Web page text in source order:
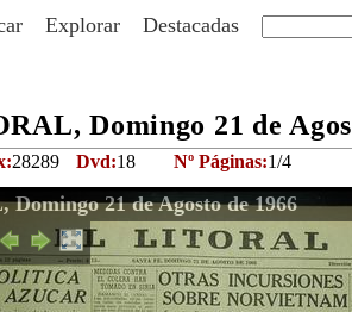
Explorar Destacadas
Domingo 21 de
28289 Dvd:18 Nº Páginas:1/4
21 de Agosto de 1966